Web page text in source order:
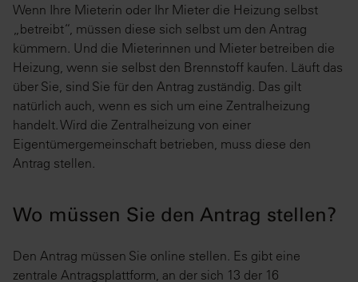
Wenn Ihre Mieterin oder Ihr Mieter die Heizung selbst
„betreibt“, müssen diese sich selbst um den Antrag
kümmern. Und die Mieterinnen und Mieter betreiben die
Heizung, wenn sie selbst den Brennstoff kaufen. Läuft das
über Sie, sind Sie für den Antrag zuständig. Das gilt
natürlich auch, wenn es sich um eine Zentralheizung
handelt. Wird die Zentralheizung von einer
Eigentümergemeinschaft betrieben, muss diese den
Antrag stellen.
Wo müssen Sie den Antrag stellen?
Den Antrag müssen Sie online stellen. Es gibt eine
zentrale Antragsplattform, an der sich 13 der 16